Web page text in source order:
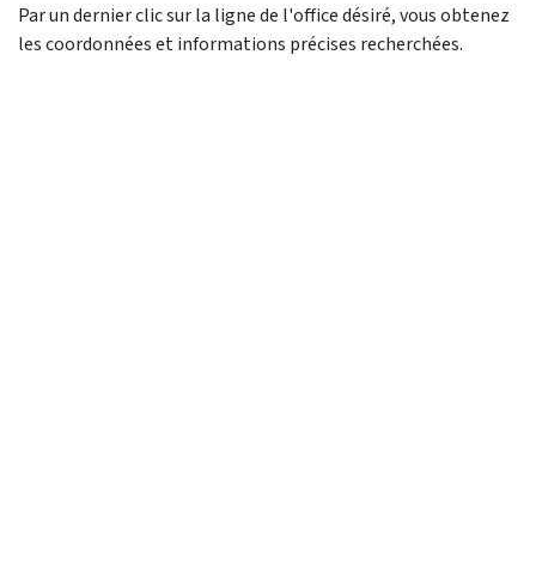
Par un dernier clic sur la ligne de l'office désiré, vous obtenez
les coordonnées et informations précises recherchées.